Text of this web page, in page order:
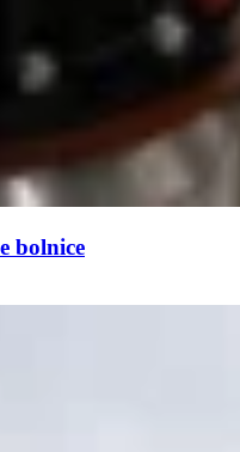
bolnice